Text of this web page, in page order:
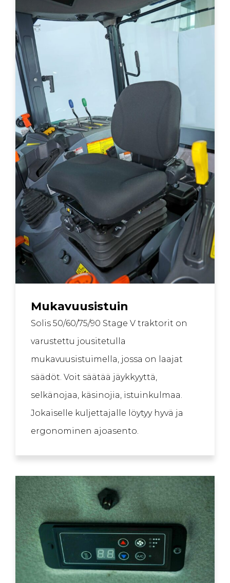
Mukavuusistuin
Solis 50/60/75/90 Stage V traktorit on
varustettu jousitetulla
mukavuusistuimella, jossa on laajat
säädöt. Voit säätää jäykkyyttä,
selkänojaa, käsinojia, istuinkulmaa.
Jokaiselle kuljettajalle löytyy hyvä ja
ergonominen ajoasento.